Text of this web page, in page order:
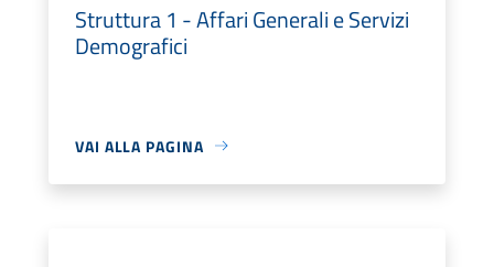
Struttura 1 - Affari Generali e Servizi
Demografici
VAI ALLA PAGINA